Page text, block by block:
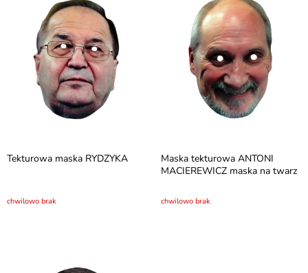
Tekturowa maska RYDZYKA
chwilowo brak
Maska tekturowa ANTONI
MACIEREWICZ maska na twarz
chwilowo brak